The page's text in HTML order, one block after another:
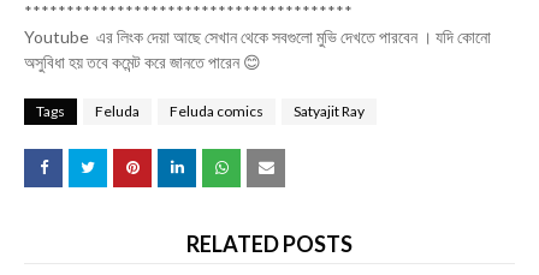
***************************************
Youtube এর লিংক দেয়া আছে সেখান থেকে সবগুলো মুভি দেখতে পারবেন । যদি কোনো
অসুবিধা হয় তবে কমেন্ট করে জানতে পারেন 😊
Tags Feluda Feluda comics Satyajit Ray
RELATED POSTS